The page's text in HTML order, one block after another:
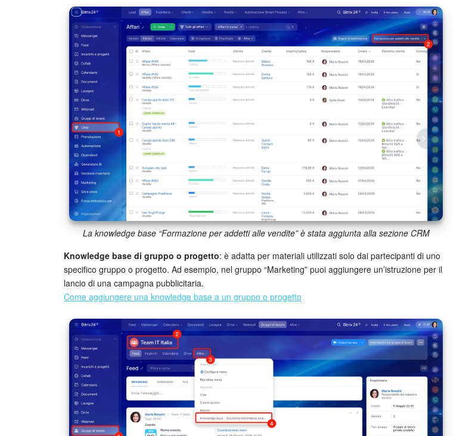
La knowledge base “Formazione per addetti alle vendite” è stata aggiunta alla sezione CRM
Knowledge base di gruppo o progetto: è adatta per materiali utilizzati solo dai partecipanti di uno
specifico gruppo o progetto. Ad esempio, nel gruppo “Marketing” puoi aggiungere un’istruzione per il
lancio di una campagna pubblicitaria.
Come aggiungere una knowledge base a un gruppo o progetto